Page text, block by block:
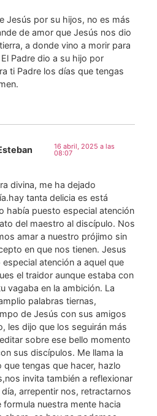
Jesús por su hijos, no es más
de amor que Jesús nos dio
a donde vino a morir para
Padre dio a su hijo por
ti Padre los días que tengas
16 abril, 2025 a las
08:07
divina, me ha dejado
tanta delicia es está
había puesto especial atención
del maestro al discípulo. Nos
amar a nuestro prójimo sin
en que nos tienen. Jesus
atención a aquel que
el traidor aunque estaba con
vagaba en la ambición. La
palabras tiernas,
de Jesús con sus amigos
les dijo que los seguirán más
sobre ese bello momento
sus discípulos. Me llama la
que tengas que hacer, hazlo
invita también a reflexionar
arrepentir nos, retractarnos
nuestra mente hacia